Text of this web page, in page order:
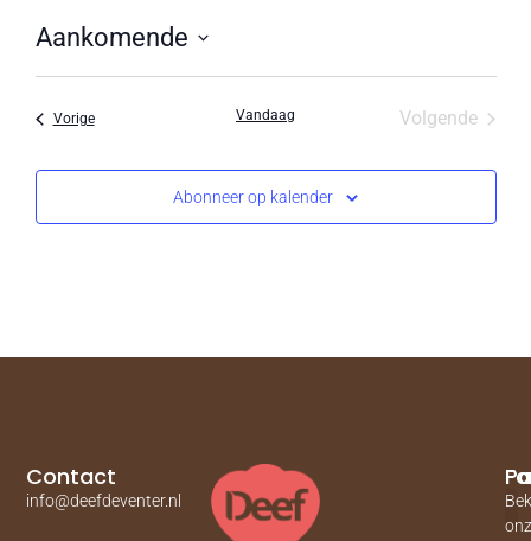
Aankomende
een
VorigeEvenementen Vandaag Volgende
Abonneer op kalender
Contact
info@deefdeventer.nl